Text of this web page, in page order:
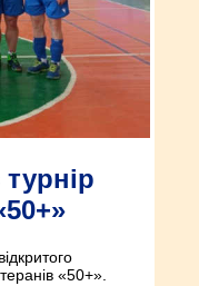
«50+».